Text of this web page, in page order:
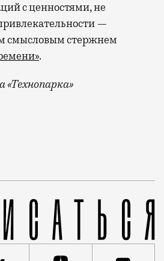
с ценностями, не
—
смысловым стержнем
.
техники редко выходят за